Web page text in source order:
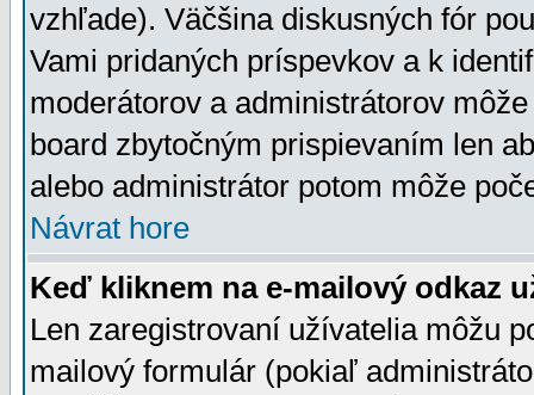
vzhľade). Väčšina diskusných fór
Vami pridaných príspevkov a k
moderátorov a administrátorov
board zbytočným prispievaním len
alebo administrátor potom môže
Návrat hore
Keď kliknem na e-mailový odkaz
Len zaregistrovaní užívatelia môžu
mailový formulár (pokiaľ